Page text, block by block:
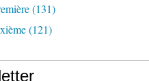
(131)
(121)